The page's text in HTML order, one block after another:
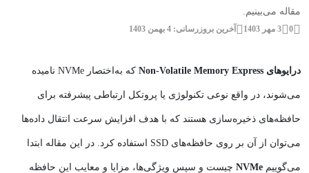
مقاله می‌بینیم.
0 3 مهر 1403 آخرین بروزرسانی: 4 بهمن 1403
درایوهای Non-Volatile Memory Express که به‌اختصار NVMe نامیده
می‌شوند، در واقع نوعی تکنولوژی یا پروتکل ارتباطی پیشرفته برای
حافظه‌های ذخیره‌سازی هستند که با هدف افزایش سرعت انتقال داده‌ها
می‌توان از آن بر روی حافظه‌های SSD استفاده کرد. در این مقاله ابتدا
می‌گوییم NVMe چیست و سپس ویژگی‌ها، مزایا و معایب این حافظه